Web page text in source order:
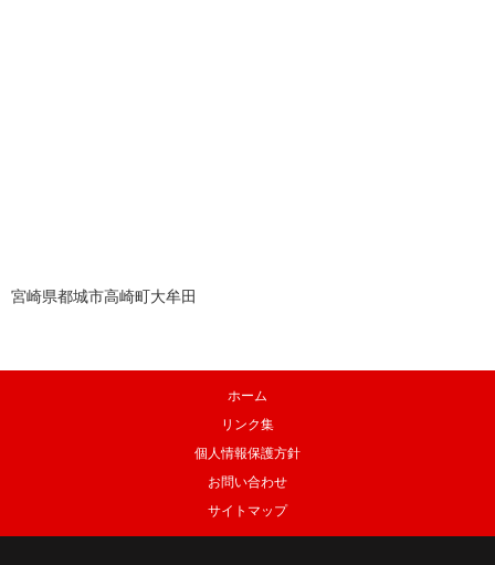
宮崎県都城市高崎町大牟田
ホーム
リンク集
個人情報保護方針
お問い合わせ
サイトマップ